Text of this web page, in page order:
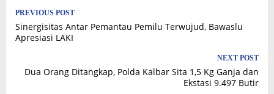
Post
navigation
PREVIOUS POST
Sinergisitas Antar Pemantau Pemilu Terwujud, Bawaslu
Apresiasi LAKI
NEXT POST
Dua Orang Ditangkap, Polda Kalbar Sita 1,5 Kg Ganja dan
Ekstasi 9.497 Butir